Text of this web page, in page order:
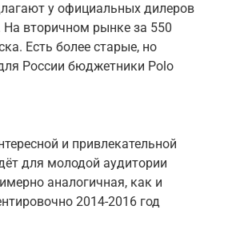
у официальных дилеров
На вторичном рынке за 550
Есть более старые, но
России бюджетники Polo
и привлекательной
для молодой аудитории
аналогичная, как и
2014-2016 год